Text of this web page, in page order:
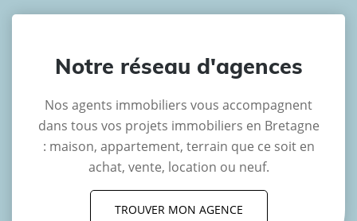
Notre réseau d'agences
Nos agents immobiliers vous accompagnent
dans tous vos projets immobiliers en Bretagne
: maison, appartement, terrain que ce soit en
achat, vente, location ou neuf.
TROUVER MON AGENCE